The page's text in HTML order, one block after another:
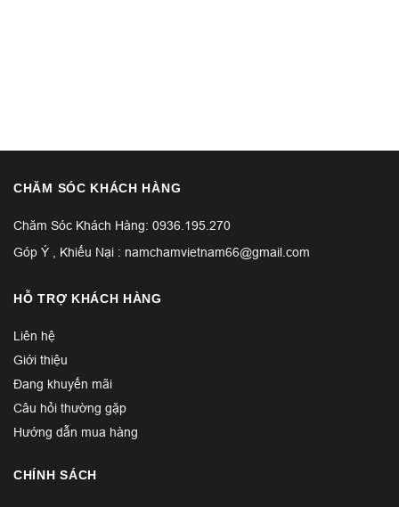
CHĂM SÓC KHÁCH HÀNG
Chăm Sóc Khách Hàng: 0936.195.270
Góp Ý , Khiếu Nại : namchamvietnam66@gmail.com
HỖ TRỢ KHÁCH HÀNG
Liên hệ
Giới thiệu
Đang khuyến mãi
Câu hỏi thường gặp
Hướng dẫn mua hàng
CHÍNH SÁCH